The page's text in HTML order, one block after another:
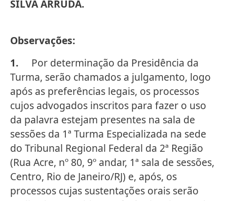
SILVA ARRUDA.
Observações:
1. Por determinação da Presidência da
Turma, serão chamados a julgamento, logo
após as preferências legais, os processos
cujos advogados inscritos para fazer o uso
da palavra estejam presentes na sala de
sessões da 1ª Turma Especializada na sede
do Tribunal Regional Federal da 2ª Região
(Rua Acre, nº 80, 9º andar, 1ª sala de sessões,
Centro, Rio de Janeiro/RJ) e, após, os
processos cujas sustentações orais serão